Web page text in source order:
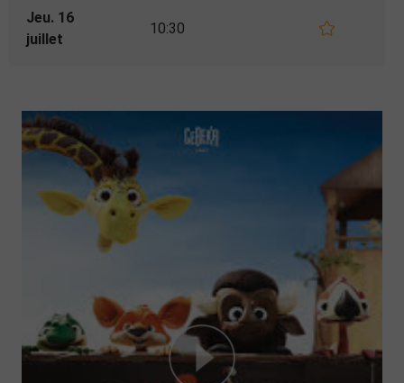
Jeu. 16
juillet
10:30